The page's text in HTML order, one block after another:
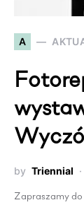
A
by Triennial
Zapraszamy